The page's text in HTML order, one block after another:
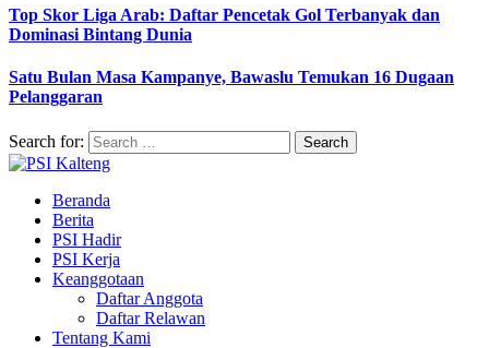
Top Skor Liga Arab: Daftar Pencetak Gol Terbanyak dan
Dominasi Bintang Dunia
Satu Bulan Masa Kampanye, Bawaslu Temukan 16 Dugaan
Pelanggaran
Search for:
Beranda
Berita
PSI Hadir
PSI Kerja
Keanggotaan
Daftar Anggota
Daftar Relawan
Tentang Kami